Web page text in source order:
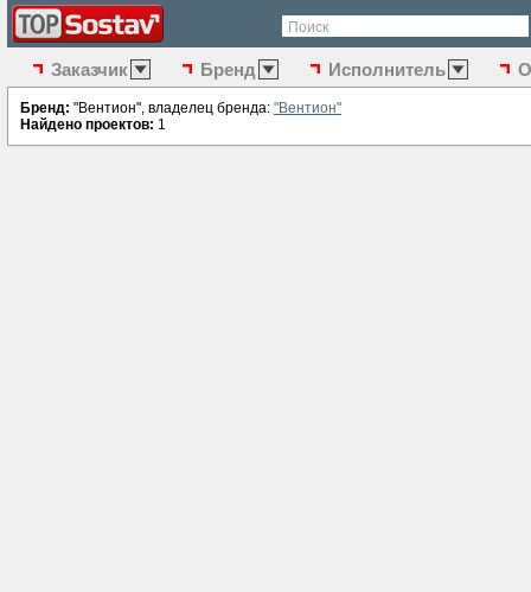
Поиск
Заказчик Бренд Исполнитель
Бренд: "Вентион", владелец бренда: "Вентион"
Найдено проектов: 1